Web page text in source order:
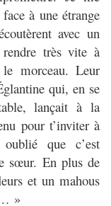
à une étrange
avec un
très vite à
morceau. Leur
qui, en se
lançait à la
pour t’inviter à
que c’est
sœur. En plus de
et un mahous
»